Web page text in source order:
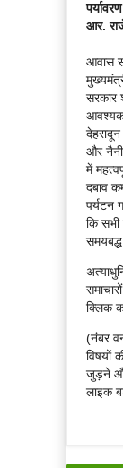
आर.
आवास
सरकार
और
में
दबाव
पर्यटन
कि सभी
क्लिक
(नंबर
विषयों
जुड़ने
लाइक